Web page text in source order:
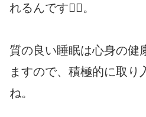
れるんです🏋️‍♀️。
質の良い睡眠は心身の健
ますので、積極的に取り
ね。